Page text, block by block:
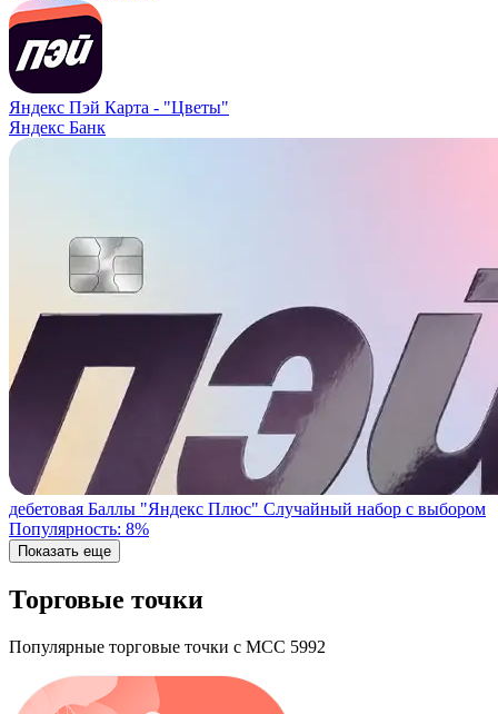
Яндекс Пэй Карта - "Цветы"
Яндекс Банк
дебетовая Баллы "Яндекс Плюс" Случайный набор с выбором
Популярность: 8%
Показать еще
Торговые точки
Популярные торговые точки с MCC 5992